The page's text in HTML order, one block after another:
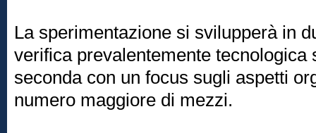
La sperimentazione si svilupperà in
verifica prevalentemente tecnologica
seconda con un focus sugli aspetti
numero maggiore di mezzi.